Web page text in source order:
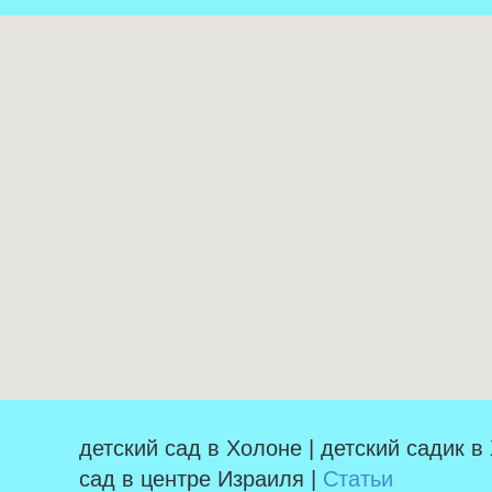
детский сад в Холоне | детский садик
сад в центре Израиля | Статьи